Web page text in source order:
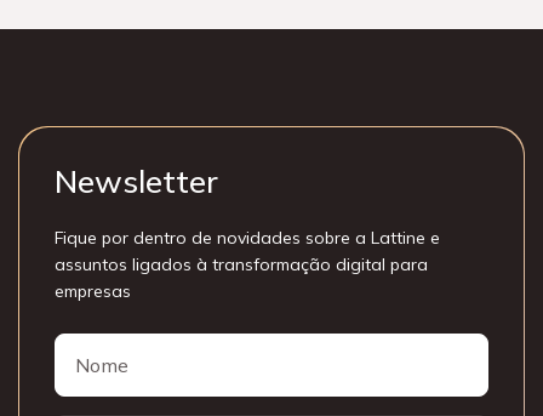
Newsletter
Fique por dentro de novidades sobre a Lattine e
assuntos ligados à transformação digital para
empresas
Nome